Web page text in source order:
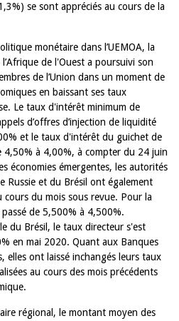
se sont appréciés au cours de la
monétaire dans l’UEMOA, la
de l'Ouest a poursuivi son
de l’Union dans un moment de
en baissant ses taux
Le taux d'intérêt minimum de
d’offres d’injection de liquidité
et le taux d'intérêt du guichet de
4,50% à 4,00%, à compter du 24 juin
économies émergentes, les autorités
Russie et du Brésil ont également
cours du mois sous revue. Pour la
de 5,500% à 4,500%.
du Brésil, le taux directeur s'est
en mai 2020. Quant aux Banques
elles ont laissé inchangés leurs taux
au cours des mois précédents
régional, le montant moyen des